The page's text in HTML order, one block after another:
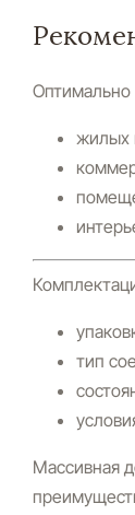
Оптимально
жилых
тип
Массивная